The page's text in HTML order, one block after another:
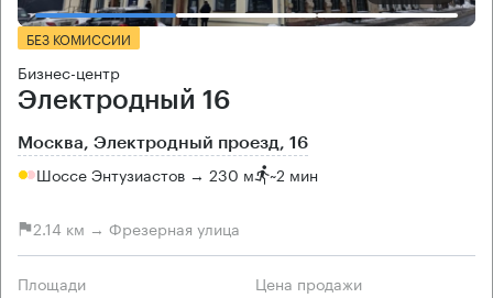
БЕЗ КОМИССИИ
Бизнес-центр
Электродный 16
Москва, Электродный проезд, 16
Шоссе Энтузиастов → 230 м ~2 мин
2.14 км → Фрезерная улица
Площади Цена продажи